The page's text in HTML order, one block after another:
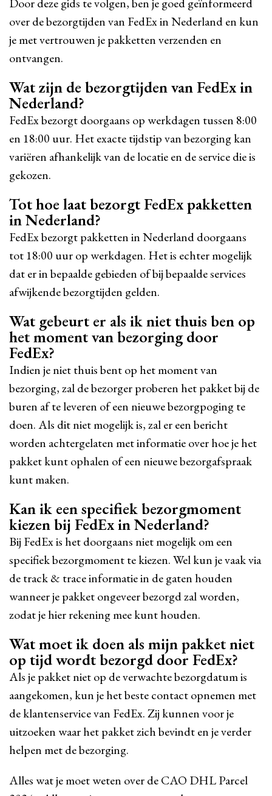
Door deze gids te volgen, ben je goed geïnformeerd
over de bezorgtijden van FedEx in Nederland en kun
je met vertrouwen je pakketten verzenden en
ontvangen.
Wat zijn de bezorgtijden van FedEx in
Nederland?
FedEx bezorgt doorgaans op werkdagen tussen 8:00
en 18:00 uur. Het exacte tijdstip van bezorging kan
variëren afhankelijk van de locatie en de service die is
gekozen.
Tot hoe laat bezorgt FedEx pakketten
in Nederland?
FedEx bezorgt pakketten in Nederland doorgaans
tot 18:00 uur op werkdagen. Het is echter mogelijk
dat er in bepaalde gebieden of bij bepaalde services
afwijkende bezorgtijden gelden.
Wat gebeurt er als ik niet thuis ben op
het moment van bezorging door
FedEx?
Indien je niet thuis bent op het moment van
bezorging, zal de bezorger proberen het pakket bij de
buren af te leveren of een nieuwe bezorgpoging te
doen. Als dit niet mogelijk is, zal er een bericht
worden achtergelaten met informatie over hoe je het
pakket kunt ophalen of een nieuwe bezorgafspraak
kunt maken.
Kan ik een specifiek bezorgmoment
kiezen bij FedEx in Nederland?
Bij FedEx is het doorgaans niet mogelijk om een
specifiek bezorgmoment te kiezen. Wel kun je vaak via
de track & trace informatie in de gaten houden
wanneer je pakket ongeveer bezorgd zal worden,
zodat je hier rekening mee kunt houden.
Wat moet ik doen als mijn pakket niet
op tijd wordt bezorgd door FedEx?
Als je pakket niet op de verwachte bezorgdatum is
aangekomen, kun je het beste contact opnemen met
de klantenservice van FedEx. Zij kunnen voor je
uitzoeken waar het pakket zich bevindt en je verder
helpen met de bezorging.
Alles wat je moet weten over de CAO DHL Parcel